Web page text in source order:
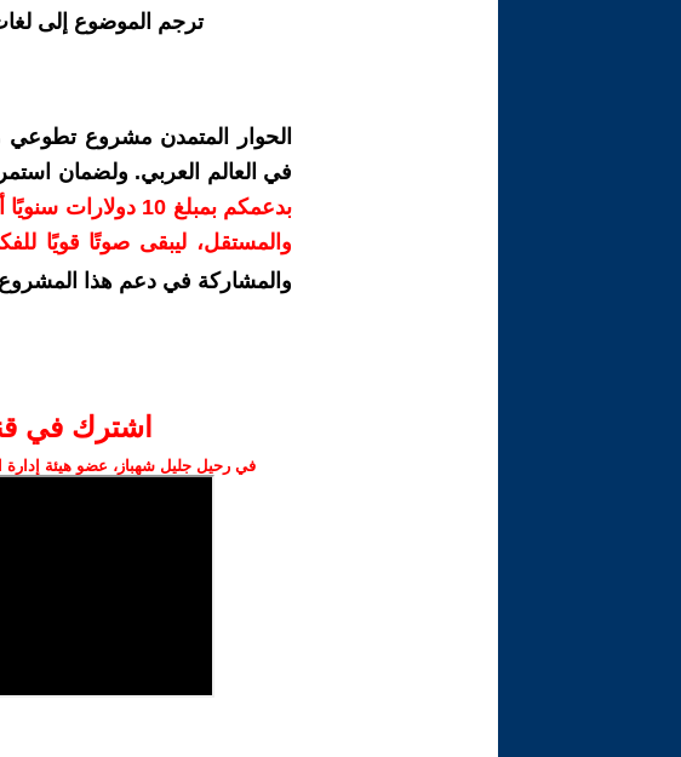
ترجم الموضوع إلى
الحوار المتمدن مشروع تطوعي
في العالم العربي. ولضمان
بدعمكم بمبلغ 10
والمستقل، ليبقى صوتًا قويًا
والمشاركة في دعم هذا المشروع
اشترك في
في رحيل جليل شهباز، عضو هيئة إدارة